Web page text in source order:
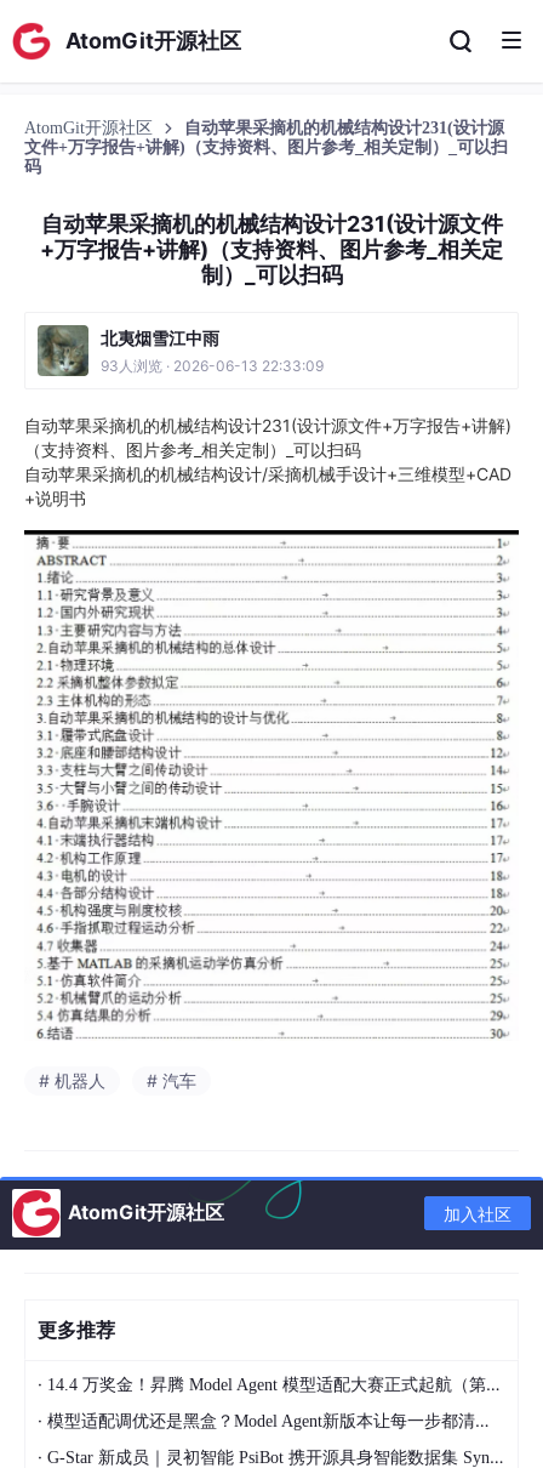
AtomGit开源社区
AtomGit开源社区
自动苹果采摘机的机械结构设计231(设计源
文件+万字报告+讲解)（支持资料、图片参考_相关定制）_可以扫
码
自动苹果采摘机的机械结构设计231(设计源文件
+万字报告+讲解)（支持资料、图片参考_相关定
制）_可以扫码
北夷烟雪江中雨
93人浏览 · 2026-06-13 22:33:09
自动苹果采摘机的机械结构设计231(设计源文件+万字报告+讲解)
（支持资料、图片参考_相关定制）_可以扫码
自动苹果采摘机的机械结构设计/采摘机械手设计+三维模型+CAD
+说明书
# 机器人 # 汽车
AtomGit开源社区 加入社区
更多推荐
· 14.4 万奖金！昇腾 Model Agent 模型适配大赛正式起航（第二季）
· 模型适配调优还是黑盒？Model Agent新版本让每一步都清晰可见
· G-Star 新成员｜灵初智能 PsiBot 携开源具身智能数据集 SynData 入驻 AtomGit